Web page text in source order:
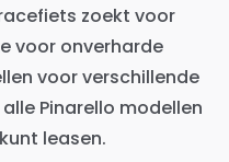
zoekt voor
voor onverharde
voor verschillende
Pinarello modellen
leasen.